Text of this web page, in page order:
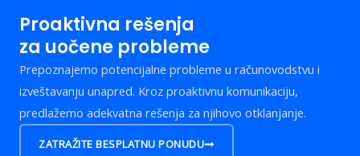
Proaktivna rešenja
za uočene probleme
Prepoznajemo potencijalne probleme u računovodstvu i
izveštavanju unapred. Kroz proaktivnu komunikaciju,
predlažemo adekvatna rešenja za njihovo otklanjanje.
ZATRAŽITE BESPLATNU PONUDU